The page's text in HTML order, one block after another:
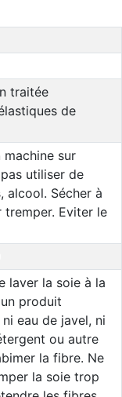
traitée
de
machine sur
utiliser de
alcool. Sécher à
tremper. Eviter le
laver la soie à la
produit
eau de javel, ni
ou autre
la fibre. Ne
la soie trop